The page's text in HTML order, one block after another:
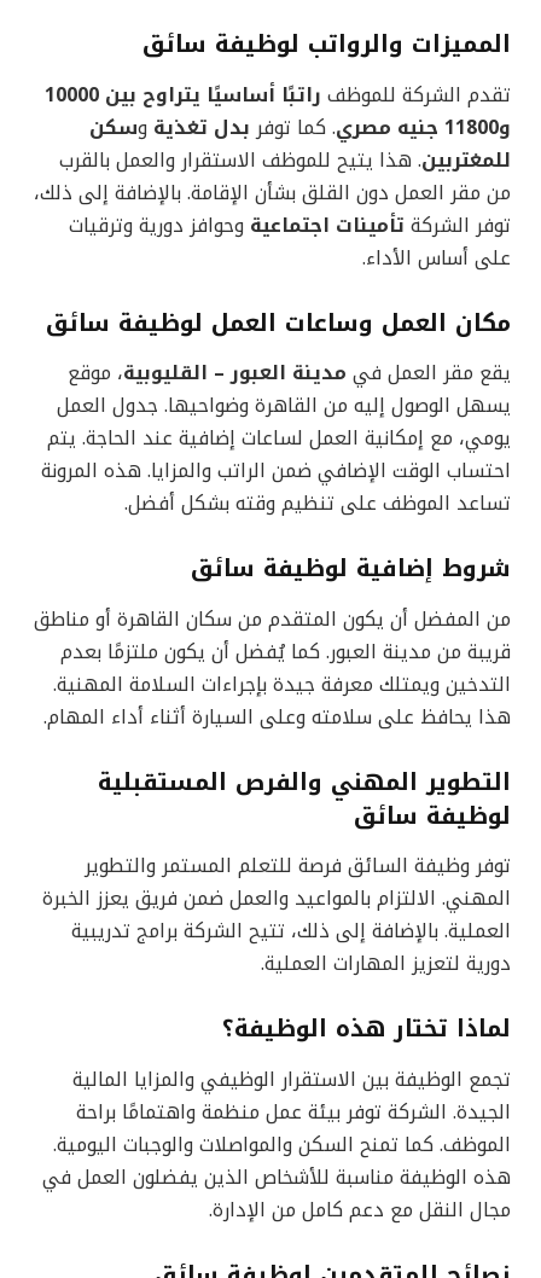
المميزات والرواتب لوظيفة سائق
تقدم الشركة للموظف
راتبًا أساسيًا يتراوح بين 10000
و11800 جنيه مصري
. كما توفر بدل تغذية وسكن
للمغتربين. هذا يتيح للموظف الاستقرار والعمل بالقرب
من مقر العمل دون القلق بشأن الإقامة. بالإضافة إلى ذلك،
توفر الشركة تأمينات اجتماعية وحوافز دورية وترقيات
على أساس الأداء.
مكان العمل وساعات العمل لوظيفة سائق
يقع مقر العمل في مدينة العبور – القليوبية، موقع
يسهل الوصول إليه من القاهرة وضواحيها. جدول العمل
يومي، مع إمكانية العمل لساعات إضافية عند الحاجة. يتم
احتساب الوقت الإضافي ضمن الراتب والمزايا. هذه المرونة
تساعد الموظف على تنظيم وقته بشكل أفضل.
شروط إضافية لوظيفة سائق
من المفضل أن يكون المتقدم من سكان القاهرة أو مناطق
قريبة من مدينة العبور. كما يُفضل أن يكون ملتزمًا بعدم
التدخين ويمتلك معرفة جيدة بإجراءات السلامة المهنية.
هذا يحافظ على سلامته وعلى السيارة أثناء أداء المهام.
التطوير المهني والفرص المستقبلية
لوظيفة سائق
توفر وظيفة السائق فرصة للتعلم المستمر والتطوير
المهني. الالتزام بالمواعيد والعمل ضمن فريق يعزز الخبرة
العملية. بالإضافة إلى ذلك، تتيح الشركة برامج تدريبية
دورية لتعزيز المهارات العملية.
لماذا تختار هذه الوظيفة؟
تجمع الوظيفة بين الاستقرار الوظيفي والمزايا المالية
الجيدة. الشركة توفر بيئة عمل منظمة واهتمامًا براحة
الموظف. كما تمنح السكن والمواصلات والوجبات اليومية.
هذه الوظيفة مناسبة للأشخاص الذين يفضلون العمل في
مجال النقل مع دعم كامل من الإدارة.